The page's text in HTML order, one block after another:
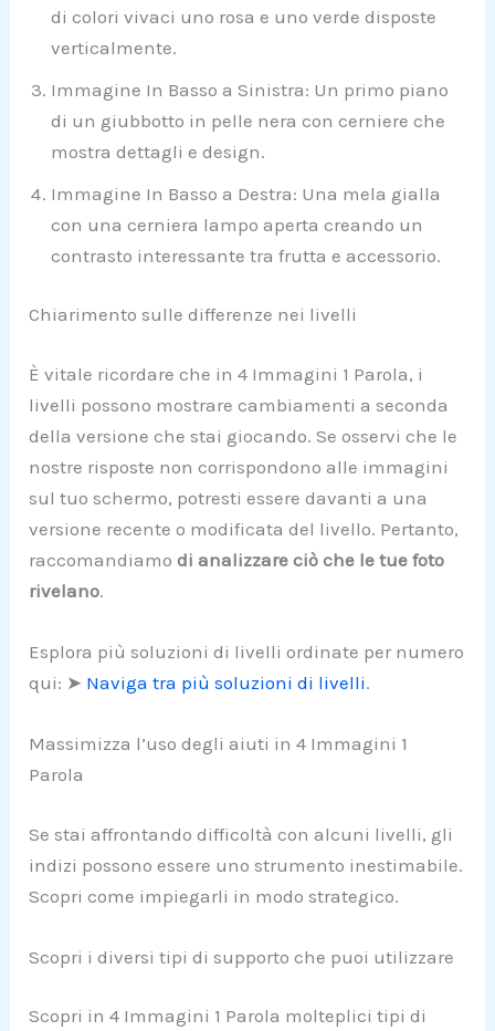
di colori vivaci uno rosa e uno verde disposte
verticalmente.
Immagine In Basso a Sinistra: Un primo piano
di un giubbotto in pelle nera con cerniere che
mostra dettagli e design.
Immagine In Basso a Destra: Una mela gialla
con una cerniera lampo aperta creando un
contrasto interessante tra frutta e accessorio.
Chiarimento sulle differenze nei livelli
È vitale ricordare che in 4 Immagini 1 Parola, i
livelli possono mostrare cambiamenti a seconda
della versione che stai giocando. Se osservi che le
nostre risposte non corrispondono alle immagini
sul tuo schermo, potresti essere davanti a una
versione recente o modificata del livello. Pertanto,
raccomandiamodi analizzare ciò che le tue foto
rivelano.
Esplora più soluzioni di livelli ordinate per numero
qui: ➤ Naviga tra più soluzioni di livelli.
Massimizza l’uso degli aiuti in 4 Immagini 1
Parola
Se stai affrontando difficoltà con alcuni livelli, gli
indizi possono essere uno strumento inestimabile.
Scopri come impiegarli in modo strategico.
Scopri i diversi tipi di supporto che puoi utilizzare
Scopri in 4 Immagini 1 Parola molteplici tipi di